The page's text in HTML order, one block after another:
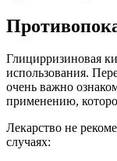
Глицирризиновая
использования.
очень важно
применению,
Лекарство не
случаях: